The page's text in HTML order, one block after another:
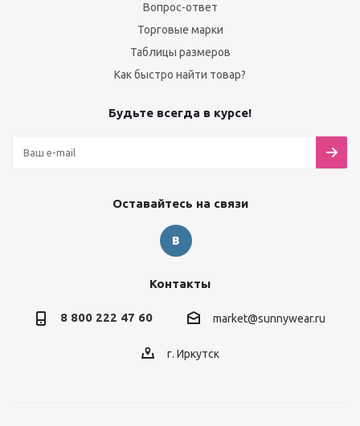
Вопрос-ответ
Торговые марки
Таблицы размеров
Как быстро найти товар?
Будьте всегда в курсе!
Оставайтесь на связи
Контакты
8 800 222 47 60 market@sunnywear.ru
г. Иркутск